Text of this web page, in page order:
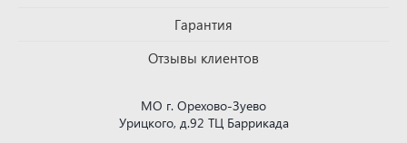
Гарантия
Отзывы клиентов
МО г. Орехово-Зуево
Урицкого, д.92 ТЦ Баррикада